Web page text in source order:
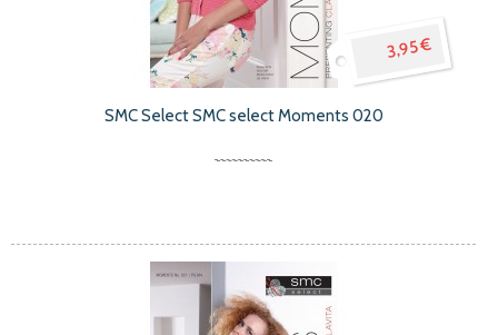
3,95 €
SMC Select SMC select Moments 020